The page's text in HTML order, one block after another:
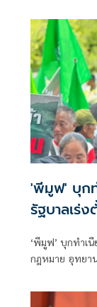
ร่วมรัฐบาลและ
ทำงานร่วมกันอ
'พีมูฟ' บุกท
รัฐบาลเร่
‘พีมูฟ’ บุกทำเ
กฎหมาย อุทยา